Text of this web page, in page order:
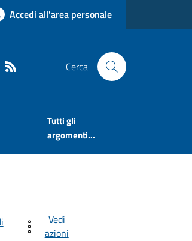
Accedi all'area personale
Cerca
Tutti gli
argomenti...
Vedi
azioni